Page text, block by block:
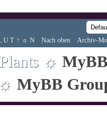
U T ↑ ☼ N Nach oben Archiv-
☼
MyBB